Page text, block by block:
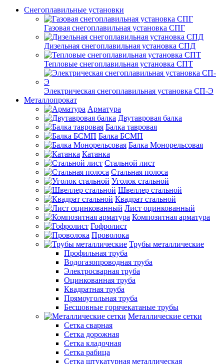
Снегоплавильные установки
Газовая снегоплавильная установка СПГ
Дизельная снегоплавильная установка СПД
Тепловые снегоплавильная установка СПТ
Электрическая снегоплавильная установка СП-Э
Металлопрокат
Арматура
Двутавровая балка
Балка тавровая
Балка БСМП
Балка Монорельсовая
Катанка
Стальной лист
Стальная полоса
Уголок стальной
Швеллер стальной
Квадрат стальной
Лист оцинкованный
Композитная арматура
Гофролист
Проволока
Трубы металлические
Профильная труба
Водогазопроводная труба
Электросварная труба
Оцинкованная труба
Квадратная труба
Прямоугольная труба
Бесшовные горячекатаные трубы
Металлические сетки
Сетка сварная
Сетка дорожная
Сетка кладочная
Сетка рабица
Сетка штукатурная металлическая